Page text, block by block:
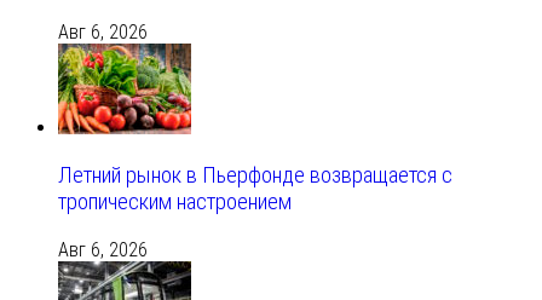
Авг 6, 2026
Летний рынок в Пьерфонде возвращается с
тропическим настроением
Авг 6, 2026